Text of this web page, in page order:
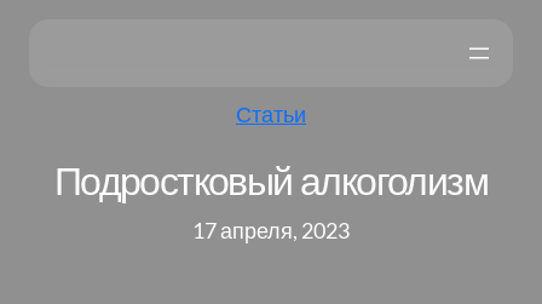
Статьи
Подростковый алкоголизм
17 апреля, 2023